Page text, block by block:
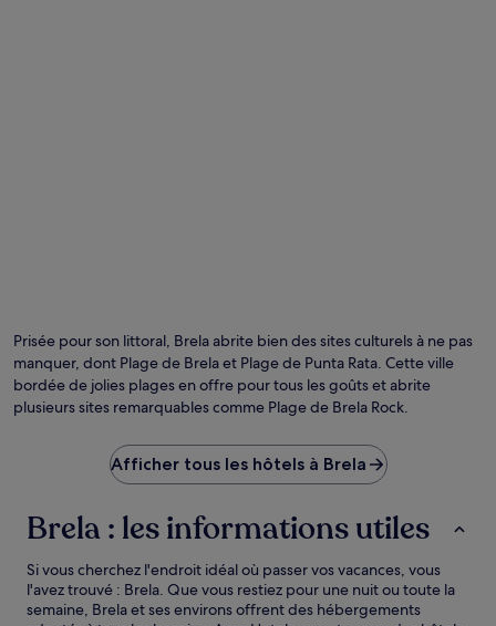
Prisée pour son littoral, Brela abrite bien des sites culturels à ne pas
manquer, dont Plage de Brela et Plage de Punta Rata. Cette ville
bordée de jolies plages en offre pour tous les goûts et abrite
plusieurs sites remarquables comme Plage de Brela Rock.
Afficher tous les hôtels à Brela
Brela : les informations utiles
Si vous cherchez l'endroit idéal où passer vos vacances, vous
l'avez trouvé : Brela. Que vous restiez pour une nuit ou toute la
semaine, Brela et ses environs offrent des hébergements